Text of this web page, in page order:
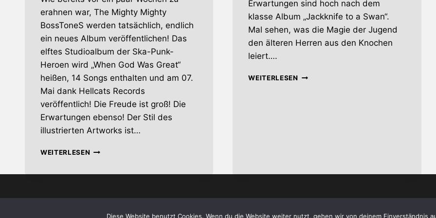
erahnen war, The Mighty Mighty
BossToneS werden tatsächlich, endlich
ein neues Album veröffentlichen! Das
elftes Studioalbum der Ska-Punk-
Heroen wird „When God Was Great“
heißen, 14 Songs enthalten und am 07.
Mai dank Hellcats Records
veröffentlich! Die Freude ist groß! Die
Erwartungen ebenso! Der Stil des
illustrierten Artworks ist…
WEITERLESENTHE
Erwartungen sind hoch nach dem
klasse Album „Jackknife to a Swan“.
Mal sehen, was die Magie der Jugend
den älteren Herren aus den Knochen
leiert….
WEITERLESENTHE
Diese Website benutzt Cookies. Wenn du die Website weiter nutzt, gehen wir von deinem Einverständnis